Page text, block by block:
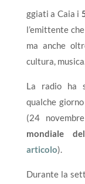
ggiati a Caia i
l’emittente
ma anche
cultura,
La radio ha
qualche
(24
mondiale
articolo).
Durante la